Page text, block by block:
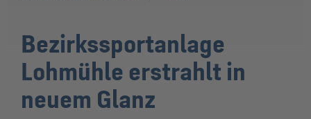
Bezirkssportanlage
Lohmühle erstrahlt in
neuem Glanz